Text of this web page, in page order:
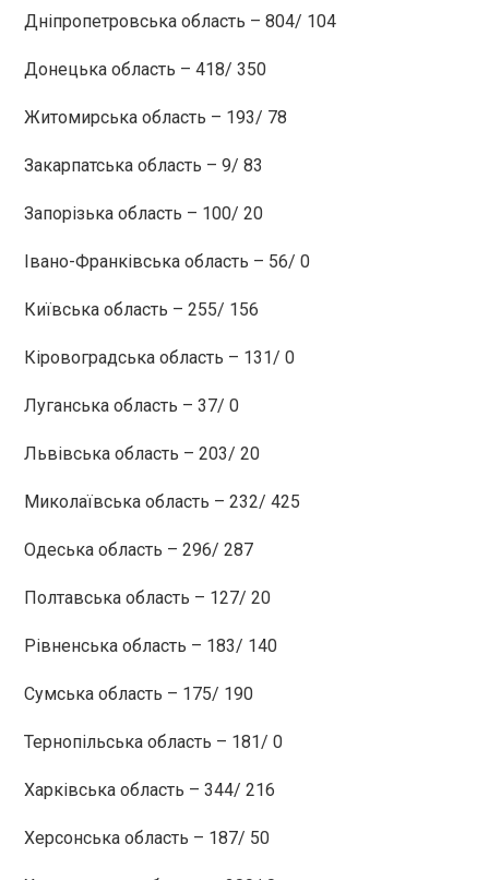
Дніпропетровська область – 804/ 104
Донецька область – 418/ 350
Житомирська область – 193/ 78
Закарпатська область – 9/ 83
Запорізька область – 100/ 20
Івано-Франківська область – 56/ 0
Київська область – 255/ 156
Кіровоградська область – 131/ 0
Луганська область – 37/ 0
Львівська область – 203/ 20
Миколаївська область – 232/ 425
Одеська область – 296/ 287
Полтавська область – 127/ 20
Рівненська область – 183/ 140
Сумська область – 175/ 190
Тернопільська область – 181/ 0
Харківська область – 344/ 216
Херсонська область – 187/ 50